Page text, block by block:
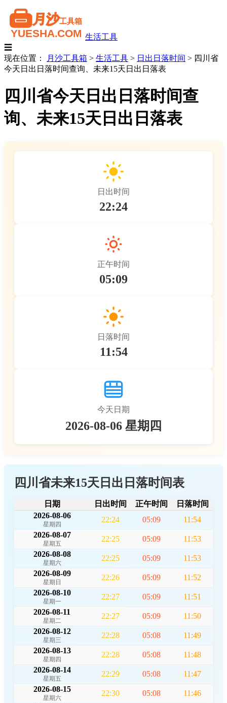
生活工具
☰
现在位置：
月沙工具箱 > 生活工具 > 日出日落时间 > 四川省
今天日出日落时间查询、未来15天日出日落表
四川省今天日出日落时间查
询、未来15天日出日落表
日出时间
22:24
正午时间
05:09
日落时间
11:54
今天日期
2026-08-06 星期四
四川省未来15天日出日落时间表
日期 日出时间 正午时间
日落时间
2026-08-06
星期四
22:24 05:09
11:54
2026-08-07
星期五
22:25 05:09
11:53
2026-08-08
星期六
22:25 05:09
11:53
2026-08-09
星期日
22:26 05:09
11:52
2026-08-10
星期一
22:27 05:09
11:51
2026-08-11
星期二
22:27 05:09
11:50
2026-08-12
星期三
22:28 05:08
11:49
2026-08-13
星期四
22:28 05:08
11:48
2026-08-14
星期五
22:29 05:08
11:47
2026-08-15
星期六
22:30 05:08
11:46